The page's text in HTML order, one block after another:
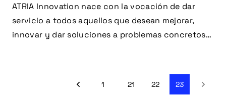
ATRIA Innovation nace con la vocación de dar
servicio a todos aquellos que desean mejorar,
innovar y dar soluciones a problemas concretos
1 21 22 23